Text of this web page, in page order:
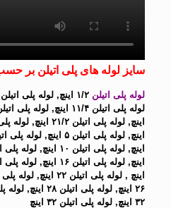
سایز لوله های پلی اتیلن بر
لوله پلی اتیلن
۳۲ اینچ, لوله پلی اتیلن ۳۲ اینچ